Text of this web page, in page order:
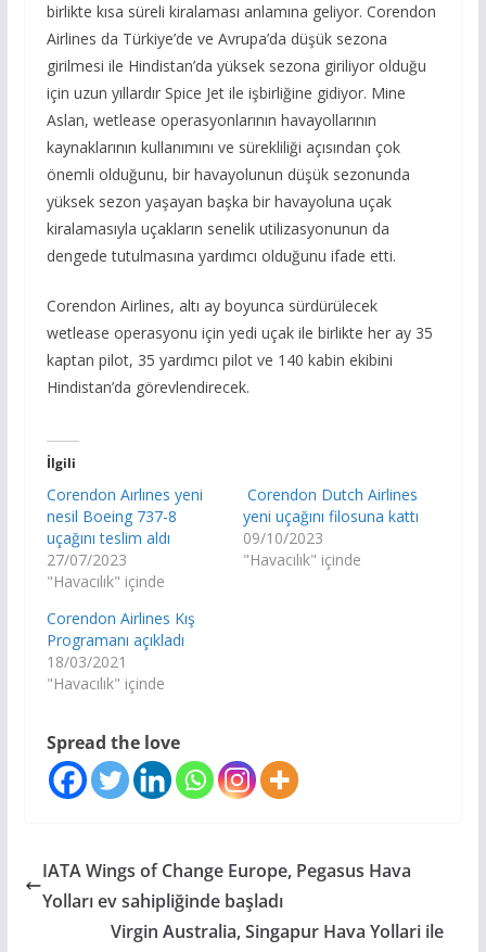
birlikte kısa süreli kiralaması anlamına geliyor. Corendon
Airlines da Türkiye’de ve Avrupa’da düşük sezona
girilmesi ile Hindistan’da yüksek sezona giriliyor olduğu
için uzun yıllardır Spice Jet ile işbirliğine gidiyor. Mine
Aslan, wetlease operasyonlarının havayollarının
kaynaklarının kullanımını ve sürekliliği açısından çok
önemli olduğunu, bir havayolunun düşük sezonunda
yüksek sezon yaşayan başka bir havayoluna uçak
kiralamasıyla uçakların senelik utilizasyonunun da
dengede tutulmasına yardımcı olduğunu ifade etti.
Corendon Airlines, altı ay boyunca sürdürülecek
wetlease operasyonu için yedi uçak ile birlikte her ay 35
kaptan pilot, 35 yardımcı pilot ve 140 kabin ekibini
Hindistan’da görevlendirecek.
İlgili
Corendon Aırlınes yeni
nesil Boeing 737-8
uçağını teslim aldı
27/07/2023
"Havacılık" içinde
Corendon Dutch Airlines
yeni uçağını filosuna kattı
09/10/2023
"Havacılık" içinde
Corendon Airlines Kış
Programanı açıkladı
18/03/2021
"Havacılık" içinde
Spread the love
IATA Wings of Change Europe, Pegasus Hava
Yolları ev sahipliğinde başladı
Virgin Australia, Singapur Hava Yollari ile